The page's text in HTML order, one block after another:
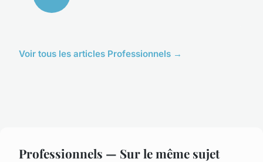
Voir tous les articles Professionnels →
Professionnels — Sur le même sujet